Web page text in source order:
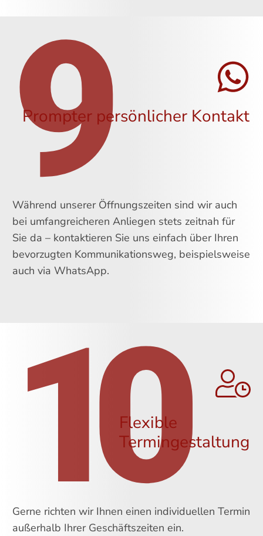
9
Prompter persönlicher Kontakt
Während unserer Öffnungszeiten sind wir auch
bei umfangreicheren Anliegen stets zeitnah für
Sie da – kontaktieren Sie uns einfach über Ihren
bevorzugten Kommunikationsweg, beispielsweise
auch via WhatsApp.
10
Flexible
Termingestaltung
Gerne richten wir Ihnen einen individuellen Termin
außerhalb Ihrer Geschäftszeiten ein.